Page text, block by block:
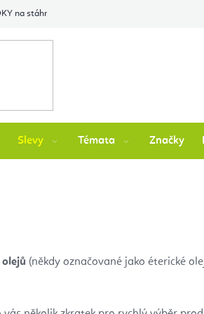
na stáhnutí
Slevy Témata Značky
olejů (někdy označované jako éterické